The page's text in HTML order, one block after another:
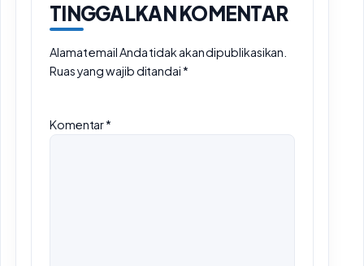
TINGGALKAN KOMENTAR
Alamat email Anda tidak akan dipublikasikan.
Ruas yang wajib ditandai*
Komentar*